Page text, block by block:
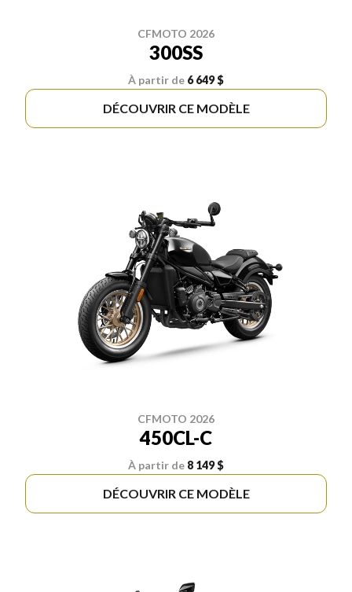
CFMOTO 2026
300SS
À partir de 6 649 $
DÉCOUVRIR CE MODÈLE
CFMOTO 2026
450CL-C
À partir de 8 149 $
DÉCOUVRIR CE MODÈLE